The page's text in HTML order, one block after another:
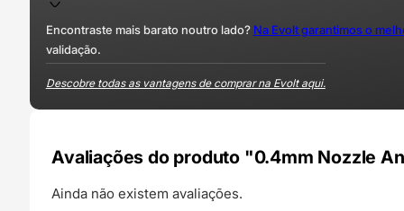
Encontraste mais barato noutro lado? Na Evolt garantimos o
validação.
Descobre todas as vantagens de comprar na Evolt aqui.
Avaliações do produto "0.4mm Nozzle
Ainda não existem avaliações.